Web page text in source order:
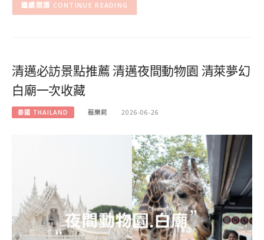
CONTINUE READING
清邁必訪景點推薦 清邁夜間動物園 清萊夢幻
白廟一次收藏
泰國 THAILAND 薇樂莉 2026-06-26